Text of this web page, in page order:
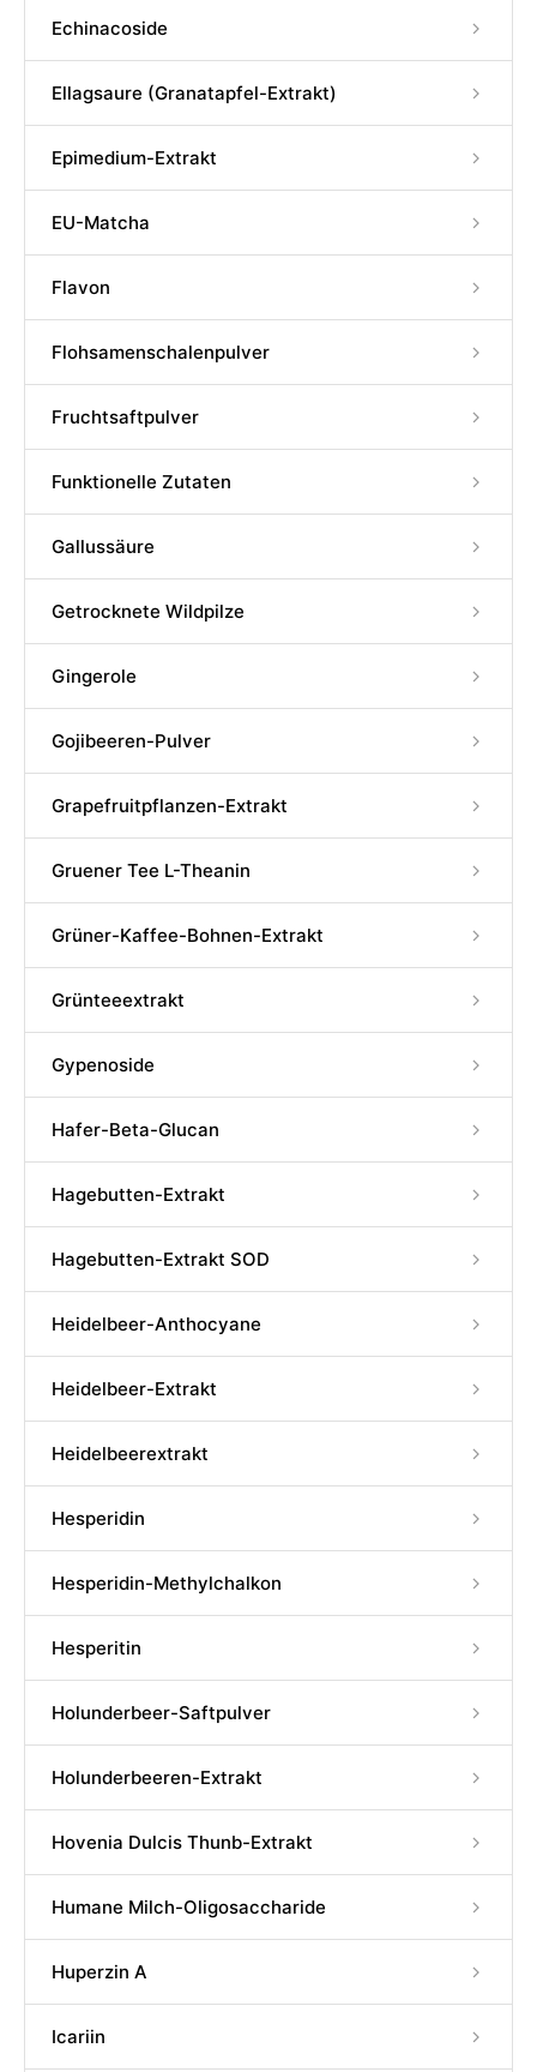
Echinacoside
Ellagsaure (Granatapfel-Extrakt)
Epimedium-Extrakt
EU-Matcha
Flavon
Flohsamenschalenpulver
Fruchtsaftpulver
Funktionelle Zutaten
Gallussäure
Getrocknete Wildpilze
Gingerole
Gojibeeren-Pulver
Grapefruitpflanzen-Extrakt
Gruener Tee L-Theanin
Grüner-Kaffee-Bohnen-Extrakt
Grünteeextrakt
Gypenoside
Hafer-Beta-Glucan
Hagebutten-Extrakt
Hagebutten-Extrakt SOD
Heidelbeer-Anthocyane
Heidelbeer-Extrakt
Heidelbeerextrakt
Hesperidin
Hesperidin-Methylchalkon
Hesperitin
Holunderbeer-Saftpulver
Holunderbeeren-Extrakt
Hovenia Dulcis Thunb-Extrakt
Humane Milch-Oligosaccharide
Huperzin A
Icariin